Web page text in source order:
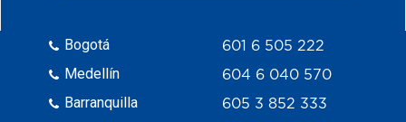
Bogotá
Medellín
Barranquilla
601 6 505 222
604 6 040 570
605 3 852 333